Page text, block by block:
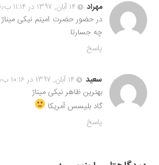
مهراد
۱۴ آبان, ۱۳۹۷ در ۱۱:۱۴ ب٫ظ
در حضور حضرت امینم نیکی
چه جسارتا
پاسخ
سعید
۱۴ آبان, ۱۳۹۷ در ۱۰:۱۶ ب٫ظ
بهترین ظاهر نیکی میناژ
گاد بلیسس آمریکا
پاسخ